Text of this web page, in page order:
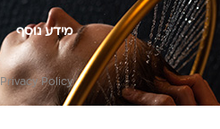
מידע נוסף
Privacy Policy